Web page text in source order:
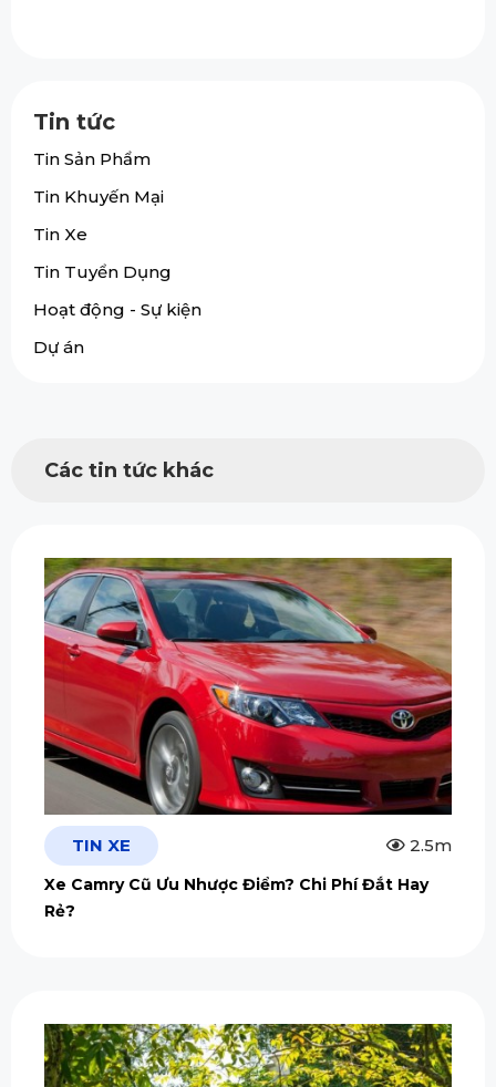
Tin tức
Tin Sản Phẩm
Tin Khuyến Mại
Tin Xe
Tin Tuyển Dụng
Hoạt động - Sự kiện
Dự án
Các tin tức khác
TIN XE 2.5m
Xe Camry Cũ Ưu Nhược Điểm? Chi Phí Đắt Hay
Rẻ?